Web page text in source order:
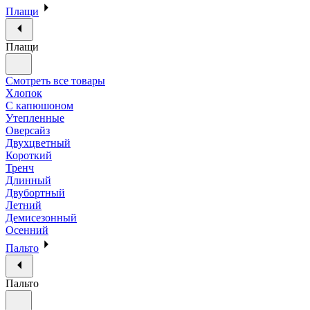
Плащи
Плащи
Смотреть все товары
Хлопок
С капюшоном
Утепленные
Оверсайз
Двухцветный
Короткий
Тренч
Длинный
Двубортный
Летний
Демисезонный
Осенний
Пальто
Пальто